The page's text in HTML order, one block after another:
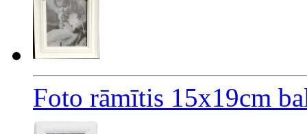
Foto rāmītis 15x19cm